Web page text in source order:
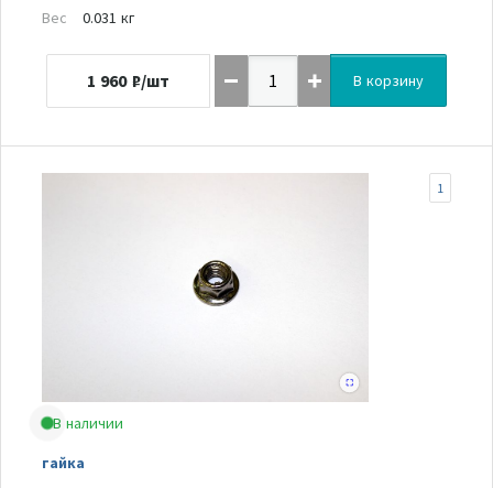
Вес
0.031 кг
1 960 ₽/шт В корзину
В наличии
гайка
1